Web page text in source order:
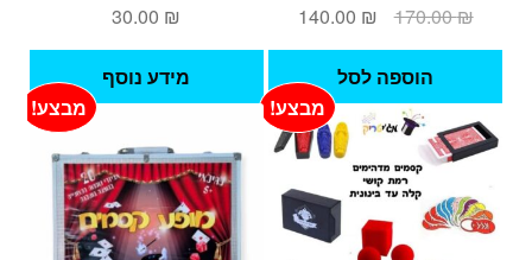
170.00₪
המחיר
המקורי
היה:
170.00 ₪.
140.00 ₪
הנוכחי
140.00 ₪.
הוספה לסל
30.00 ₪
מידע נוסף
מבצע!
מבצע!